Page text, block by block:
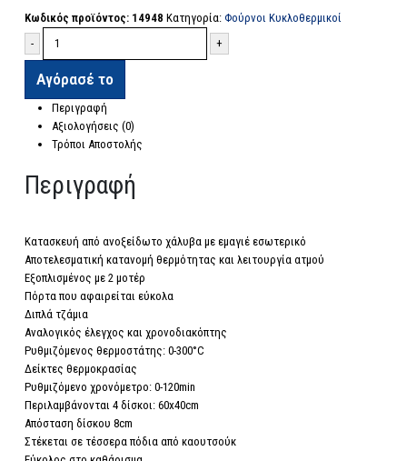
Κωδικός προϊόντος: 14948 Κατηγορία: Φούρνοι Κυκλοθερμικοί
-
+
Αγόρασέ το
Περιγραφή
Αξιολογήσεις (0)
Τρόποι Αποστολής
Περιγραφή
Κατασκευή από ανοξείδωτο χάλυβα με εμαγιέ εσωτερικό
Αποτελεσματική κατανομή θερμότητας και λειτουργία ατμού
Εξοπλισμένος με 2 μοτέρ
Πόρτα που αφαιρείται εύκολα
Διπλά τζάμια
Αναλογικός έλεγχος και χρονοδιακόπτης
Ρυθμιζόμενος θερμοστάτης: 0-300°C
Δείκτες θερμοκρασίας
Ρυθμιζόμενο χρονόμετρο: 0-120min
Περιλαμβάνονται 4 δίσκοι: 60x40cm
Απόσταση δίσκου 8cm
Στέκεται σε τέσσερα πόδια από καουτσούκ